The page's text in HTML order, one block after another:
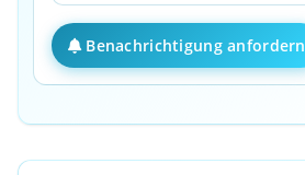
Benachrichtigung anfordern